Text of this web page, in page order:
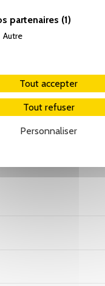
partenaires (1)
Autre
Tout accepter
Tout refuser
Personnaliser